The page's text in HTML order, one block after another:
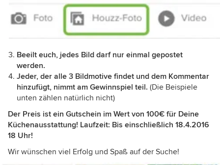
Beeilt euch, jedes Bild darf nur einmal gepostet
werden.
Jeder, der alle 3 Bildmotive findet und dem Kommentar
hinzufügt, nimmt am Gewinnspiel teil. (Die Beispiele
unten zählen natürlich nicht)
Der Preis ist ein Gutschein im Wert von 100€ für Deine
Küchenausstattung! Laufzeit: Bis einschließlich 18.4.2016
18 Uhr!
Wir wünschen viel Erfolg und Spaß auf der Suche!